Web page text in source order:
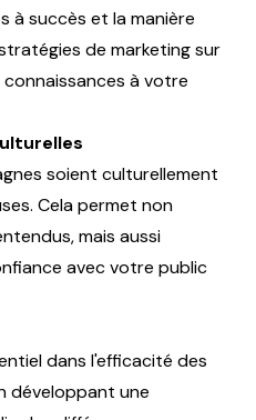
à succès et la manière
de marketing sur
à votre
soient culturellement
Cela permet non
mais aussi
avec votre public
dans l'efficacité des
développant une